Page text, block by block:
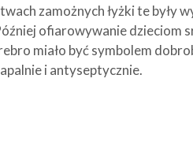
zamożnych łyżki te były
ofiarowywanie dzieciom
miało być symbolem
i antyseptycznie.